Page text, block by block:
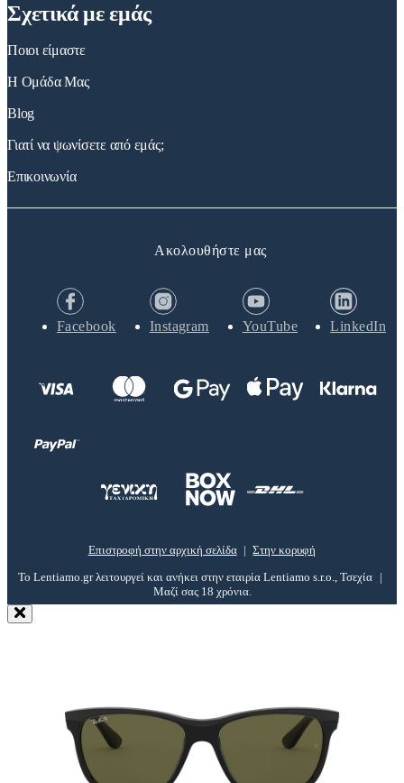
Σχετικά με εμάς
Ποιοι είμαστε
Η Ομάδα Μας
Blog
Γιατί να ψωνίσετε από εμάς;
Επικοινωνία
Ακολουθήστε μας
Facebook Instagram YouTube LinkedIn
Επιστροφή στην αρχική σελίδα
Στην κορυφή
Το Lentiamo.gr λειτουργεί και ανήκει στην εταιρία Lentiamo s.r.o., Τσεχία
Μαζί σας 18 χρόνια.